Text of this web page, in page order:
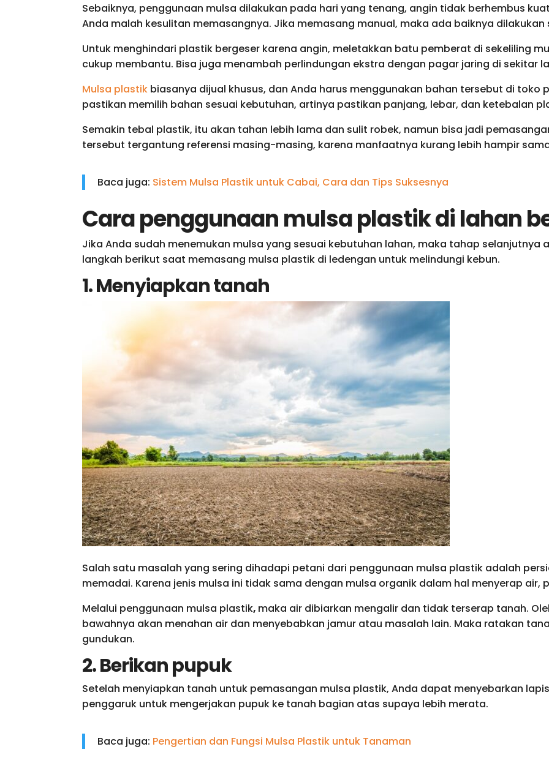
Sebaiknya, penggunaan mulsa dilakukan pada hari yang tenang, angin tidak berhembus
Anda malah kesulitan memasangnya. Jika memasang manual, maka ada baiknya
Untuk menghindari plastik bergeser karena angin, meletakkan batu pemberat di sekeliling
cukup membantu. Bisa juga menambah perlindungan ekstra dengan pagar jaring di sekitar
Mulsa plastik biasanya dijual khusus, dan Anda harus menggunakan bahan tersebut di toko
pastikan memilih bahan sesuai kebutuhan, artinya pastikan panjang, lebar, dan ketebalan
Semakin tebal plastik, itu akan tahan lebih lama dan sulit robek, namun bisa jadi
tersebut tergantung referensi masing-masing, karena manfaatnya kurang lebih hampir
Baca juga: Sistem Mulsa Plastik untuk Cabai, Cara dan Tips Suksesnya
Cara penggunaan mulsa plastik di lahan
Jika Anda sudah menemukan mulsa yang sesuai kebutuhan lahan, maka tahap selanjutnya
langkah berikut saat memasang mulsa plastik di ledengan untuk melindungi kebun.
1. Menyiapkan tanah
Salah satu masalah yang sering dihadapi petani dari penggunaan mulsa plastik adalah
memadai. Karena jenis mulsa ini tidak sama dengan mulsa organik dalam hal menyerap air,
Melalui penggunaan mulsa plastik, maka air dibiarkan mengalir dan tidak terserap tanah.
bawahnya akan menahan air dan menyebabkan jamur atau masalah lain. Maka ratakan
gundukan.
2. Berikan pupuk
Setelah menyiapkan tanah untuk pemasangan mulsa plastik, Anda dapat menyebarkan
penggaruk untuk mengerjakan pupuk ke tanah bagian atas supaya lebih merata.
Baca juga: Pengertian dan Fungsi Mulsa Plastik untuk Tanaman